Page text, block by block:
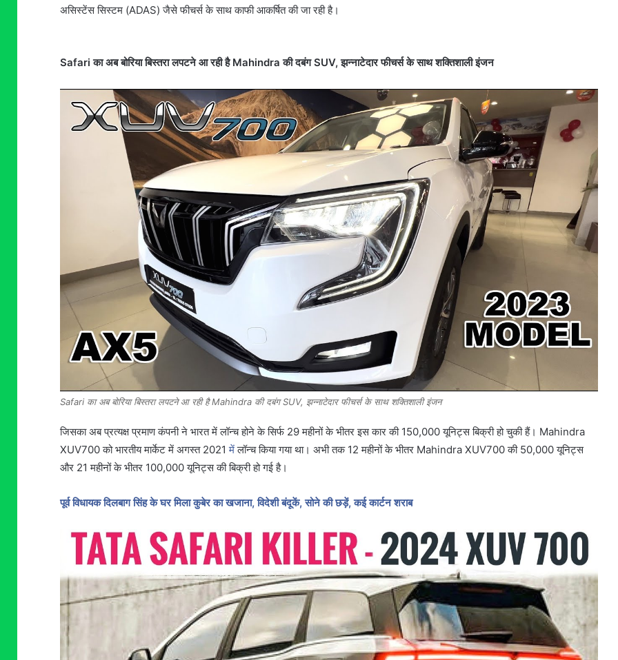
असिस्टेंस सिस्टम (ADAS) जैसे फीचर्स के साथ काफी आकर्षित की जा रही है।
Safari का अब बोरिया बिस्तरा लपटने आ रही है Mahindra की दबंग SUV, झन्नाटेदार फीचर्स के साथ शक्तिशाली इंजन
Safari का अब बोरिया बिस्तरा लपटने आ रही है Mahindra की दबंग SUV, झन्नाटेदार फीचर्स के साथ शक्तिशाली इंजन
जिसका अब प्रत्यक्ष प्रमाण कंपनी ने भारत में लॉन्च होने के सिर्फ 29 महीनों के भीतर इस कार की 150,000 यूनिट्स बिक्री हो ​​चुकी हैं। Mahindra
XUV700 को भारतीय मार्केट में अगस्त 2021मेंलॉन्च किया गया था। अभी तक 12 महीनों के भीतर Mahindra XUV700 की 50,000 यूनिट्स
और 21 महीनों के भीतर 100,000 यूनिट्स की बिक्री हो गई है।
पूर्व विधायक दिलबाग सिंह के घर मिला कुबेर का खजाना, विदेशी बंदूकें, सोने की छड़ें, कई कार्टन शराब